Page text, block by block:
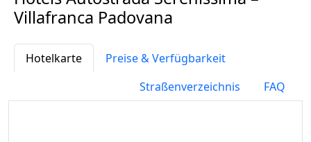
Villafranca Padovana
Hotelkarte
Preise & Verfügbarkeit
Straßenverzeichnis
FAQ